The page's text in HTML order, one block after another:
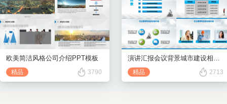
欧美简洁风格公司介绍PPT模板
精品 3790
演讲汇报会议背景城市建设相关演示PPT模板
精品 2713